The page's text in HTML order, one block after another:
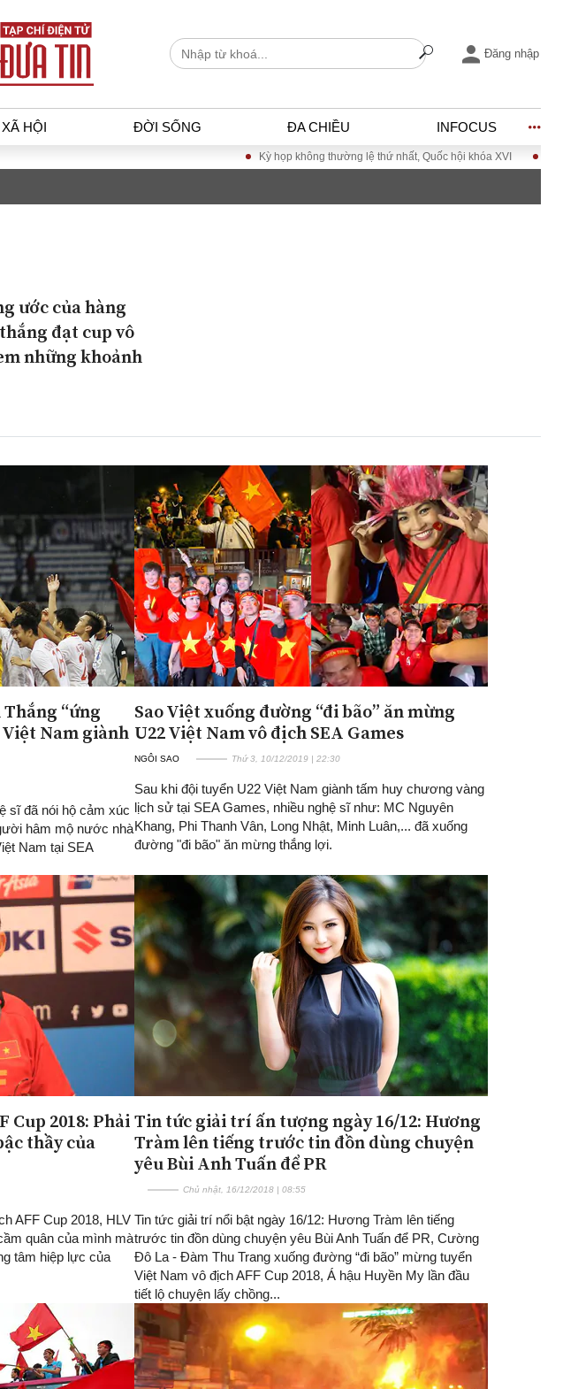
Đăng nhập
XÃ HỘI ĐỜI SỐNG ĐA CHIỀU INFOCUS
hàng
luận
Đăng ký tin tức mới
Kỳ họp không thường lệ thứ nhất, Quốc hội khóa XVI Đưa Nghị quyết Đại hội
ước của hàng
đạt cup vô
những khoảnh
“ứng
Nam giành
sĩ đã nói hộ cảm xúc
hâm mộ nước nhà
Nam tại SEA
Sao Việt xuống đường “đi bão” ăn mừng
U22 Việt Nam vô địch SEA Games
NGÔI SAO Thứ 3, 10/12/2019 | 22:30
Sau khi đội tuyển U22 Việt Nam giành tấm huy chương vàng
lịch sử tại SEA Games, nhiều nghệ sĩ như: MC Nguyên
Khang, Phi Thanh Vân, Long Nhật, Minh Luân,... đã xuống
đường "đi bão" ăn mừng thắng lợi.
Cup 2018: Phải
thầy của
AFF Cup 2018, HLV
quân của mình mà
tâm hiệp lực của
Tin tức giải trí ấn tượng ngày 16/12: Hương
Tràm lên tiếng trước tin đồn dùng chuyện
yêu Bùi Anh Tuấn để PR
Chủ nhật, 16/12/2018 | 08:55
Tin tức giải trí nổi bật ngày 16/12: Hương Tràm lên tiếng
trước tin đồn dùng chuyện yêu Bùi Anh Tuấn để PR, Cường
Đô La - Đàm Thu Trang xuống đường “đi bão” mừng tuyển
Việt Nam vô địch AFF Cup 2018, Á hậu Huyền My lần đầu
tiết lộ chuyện lấy chồng...